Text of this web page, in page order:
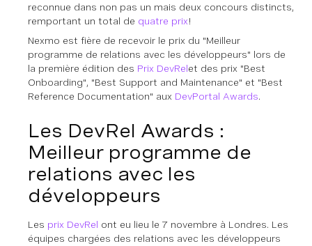
reconnue dans non pas un mais deux concours distincts,
remportant un total de quatre prix!
Nexmo est fière de recevoir le prix du "Meilleur
programme de relations avec les développeurs" lors de
la première édition des Prix DevRelet des prix "Best
Onboarding", "Best Support and Maintenance" et "Best
Reference Documentation" aux DevPortal Awards.
Les DevRel Awards :
Meilleur programme de
relations avec les
développeurs
Les prix DevRel ont eu lieu le 7 novembre à Londres. Les
équipes chargées des relations avec les développeurs